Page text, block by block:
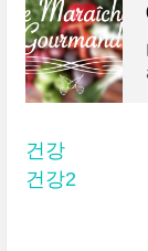
건강
건강2